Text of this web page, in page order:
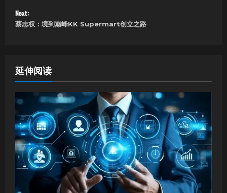
s
t
a
v
i
g
a
Next:
蔡志权：境到巅峰KK Supermart创立之路
延伸阅读